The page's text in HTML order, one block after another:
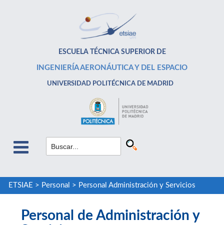
ESCUELA TÉCNICA SUPERIOR DE
INGENIERÍA AERONÁUTICA Y DEL ESPACIO
UNIVERSIDAD POLITÉCNICA DE MADRID
ETSIAE > Personal > Personal Administración y Servicios
Personal de Administración y